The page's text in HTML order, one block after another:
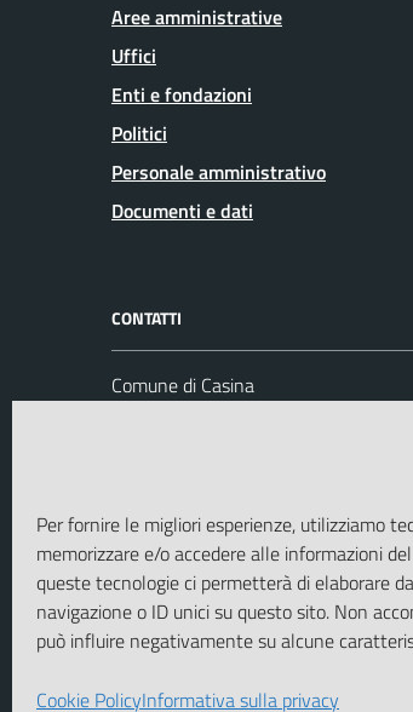
Per fornire le migliori esperienze, utilizziamo
memorizzare e/o accedere alle informazioni
queste tecnologie ci permetterà di elaborare
navigazione o ID unici su questo sito. Non
può influire negativamente su alcune
Cookie PolicyInformativa sulla privacy
Aree amministrative
Uffici
Enti e fondazioni
Politici
Personale amministrativo
Documenti e dati
CONTATTI
Comune di Casina
Ufficio Protocollo
PEC:casina@cert.provincia.re.it
Centralino unico: 0522 604711